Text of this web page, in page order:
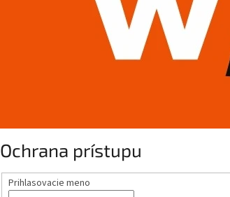
Ochrana prístupu
Prihlasovacie meno